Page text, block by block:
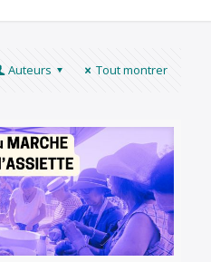
Auteurs Tout montrer